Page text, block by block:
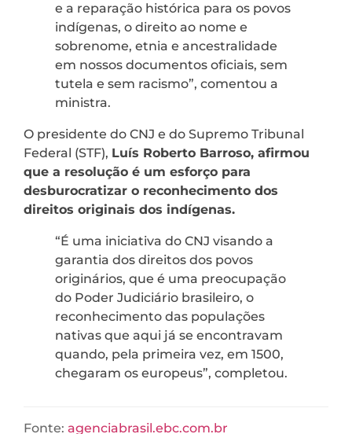
e a reparação histórica para os povos
indígenas, o direito ao nome e
sobrenome, etnia e ancestralidade
em nossos documentos oficiais, sem
tutela e sem racismo”, comentou a
ministra.
O presidente do CNJ e do Supremo Tribunal
Federal (STF), Luís Roberto Barroso, afirmou
que a resolução é um esforço para
desburocratizar o reconhecimento dos
direitos originais dos indígenas.
“É uma iniciativa do CNJ visando a
garantia dos direitos dos povos
originários, que é uma preocupação
do Poder Judiciário brasileiro, o
reconhecimento das populações
nativas que aqui já se encontravam
quando, pela primeira vez, em 1500,
chegaram os europeus”, completou.
Fonte: agenciabrasil.ebc.com.br